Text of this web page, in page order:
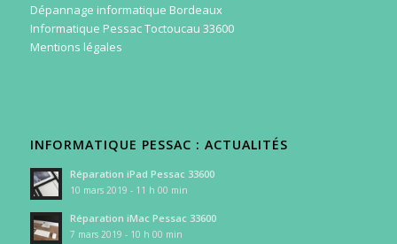
Dépannage informatique Bordeaux
Informatique Pessac Toctoucau 33600
Mentions légales
INFORMATIQUE PESSAC : ACTUALITÉS
Réparation iPad Pessac 33600
10 mars 2019 - 11 h 00 min
Réparation iMac Pessac 33600
7 mars 2019 - 10 h 00 min